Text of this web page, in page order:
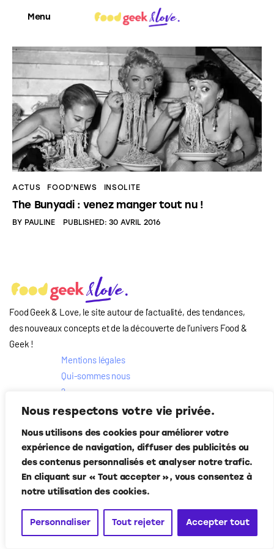
Nous respectons votre vie privée.
Nous utilisons des cookies pour améliorer votre
expérience de navigation, diffuser des publicités ou
des contenus personnalisés et analyser notre trafic.
En cliquant sur « Tout accepter », vous consentez à
notre utilisation des cookies.
Personnaliser Tout rejeter Accepter tout
Menu
Food’News
Food’Com
Food’Art
Food’Event
Food’Life
ACTUS FOOD'NEWS INSOLITE
The Bunyadi : venez manger tout nu !
BY PAULINE PUBLISHED: 30 AVRIL 2016
Food Geek & Love, le site autour de l’actualité, des tendances,
des nouveaux concepts et de la découverte de l’univers Food&
Geek !
Mentions légales
Qui-sommes nous
?
Contact
Suivez-nous